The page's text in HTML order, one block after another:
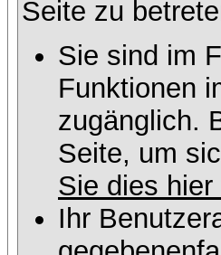
Seite zu
Sie sind im
Funktionen
zugänglich.
Seite, um
Sie dies hier
Ihr